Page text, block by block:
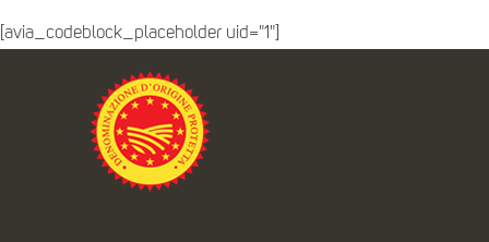
[avia_codeblock_placeholder uid="1"]